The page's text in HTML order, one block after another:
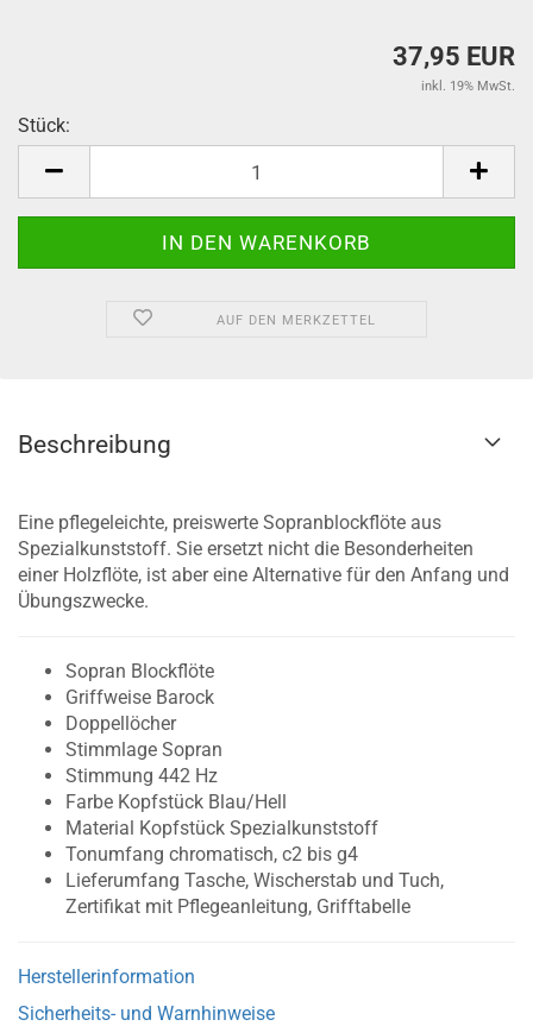
37,95 EUR
inkl. 19% MwSt.
Stück:
AUF DEN MERKZETTEL
Beschreibung
Eine pflegeleichte, preiswerte Sopranblockflöte aus
Spezialkunststoff. Sie ersetzt nicht die Besonderheiten
einer Holzflöte, ist aber eine Alternative für den Anfang und
Übungszwecke.
Sopran Blockflöte
Griffweise Barock
Doppellöcher
Stimmlage Sopran
Stimmung 442 Hz
Farbe Kopfstück Blau/Hell
Material Kopfstück Spezialkunststoff
Tonumfang chromatisch, c2 bis g4
Lieferumfang Tasche, Wischerstab und Tuch,
Zertifikat mit Pflegeanleitung, Grifftabelle
Herstellerinformation
Sicherheits- und Warnhinweise